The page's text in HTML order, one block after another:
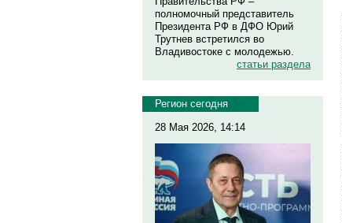
полномочный представитель
Президента РФ в ДФО Юрий
Трутнев встретился во
Владивостоке с молодежью.
статьи раздела
Регион сегодня
28 Мая 2026, 14:14